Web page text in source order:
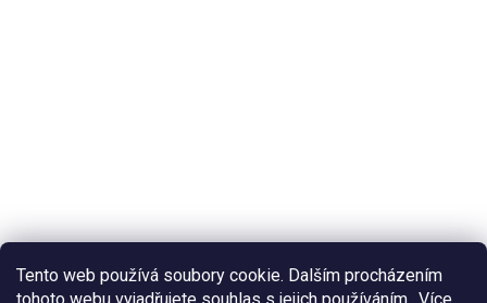
Tento web používá soubory cookie. Dalším procházením